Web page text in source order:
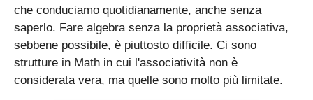
che conduciamo quotidianamente, anche senza
saperlo. Fare algebra senza la proprietà associativa,
sebbene possibile, è piuttosto difficile. Ci sono
strutture in Math in cui l'associatività non è
considerata vera, ma quelle sono molto più limitate.